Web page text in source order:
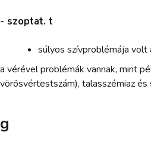
- szoptat. t
súlyos szívproblémája volt
a vérével problémák vannak, mint
vörösvértestszám), talasszémiaz és
g